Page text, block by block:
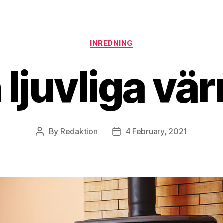
Categories
INREDNING
ljuvliga
Post
By Redaktion
Post4 February, 2021